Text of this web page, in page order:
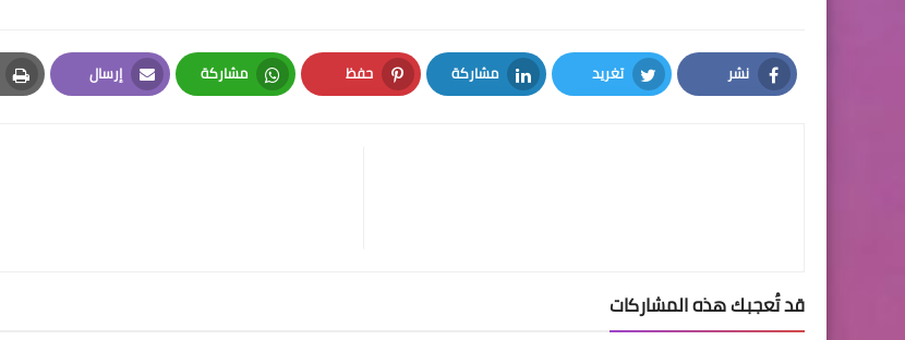
نشر
Facebook
تغريد
Twitter
مشاركة
LinkedIn
حفظ
Pinterest
مشاركة
Whatsapp
إرسال
Email
قد تُعجبك هذه المشاركات